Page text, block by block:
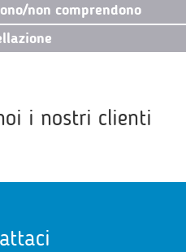
non comprendono
i nostri clienti